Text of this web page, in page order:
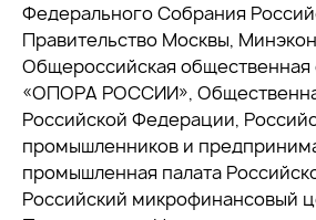
Федерального Собрания
Правительство Москвы,
Общероссийская общественная
«ОПОРА РОССИИ»,
Российской Федерации,
промышленников и
промышленная палата
Российский микрофинансовый